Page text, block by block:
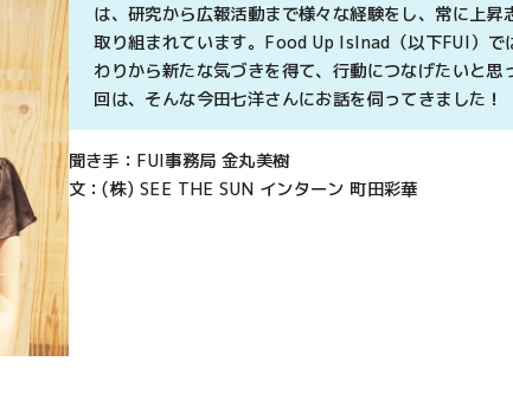
は、研究から広報活動まで様々な経験をし、常に上昇
取り組まれています。Food Up Islnad（以下FUI）で
わりから新たな気づきを得て、行動につなげたいと思
回は、そんな今田七洋さんにお話を伺ってきました！
聞き手：FUI事務局 金丸美樹
文：(株) SEE THE SUN インターン 町田彩華